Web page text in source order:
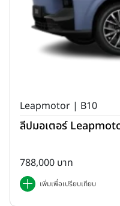
Leapmotor | B10
ลีปมอเตอร์
788,000 บาท
เพิ่มเพื่อเปรียบเทียบ